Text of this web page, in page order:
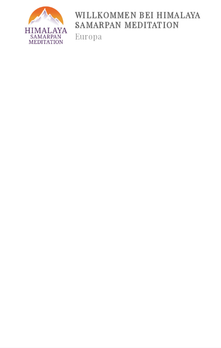
springen
WILLKOMMEN BEI HIMALAYA
SAMARPAN MEDITATION
Europa